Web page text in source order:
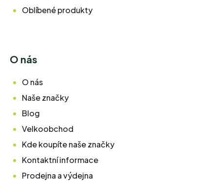
Oblíbené produkty
O nás
O nás
Naše značky
Blog
Velkoobchod
Kde koupíte naše značky
Kontaktní informace
Prodejna a výdejna